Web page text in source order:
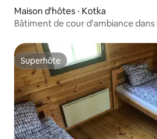
Maison d'hôtes ⋅ Kotka
Bâtiment de cour d'ambiance
Superhôte
Superhôte